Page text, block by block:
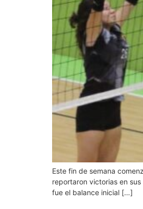
Este fin de semana
reportaron victorias en
fue el balance inicial […]